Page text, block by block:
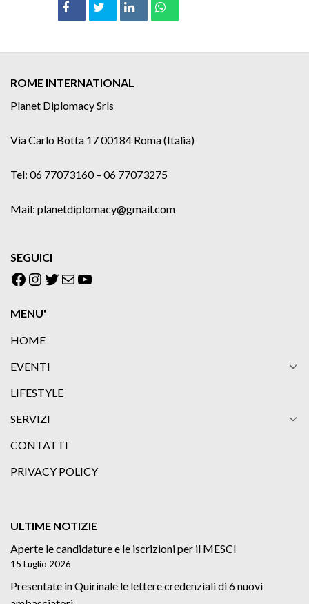
ROME INTERNATIONAL
Planet Diplomacy Srls
Via Carlo Botta 17 00184 Roma (Italia)
Tel: 06 77073160 – 06 77073275
Mail: planetdiplomacy@gmail.com
SEGUICI
Facebook
Instagram
Twitter
EmailYouTube
MENU'
HOME
EVENTI
LIFESTYLE
SERVIZI
CONTATTI
PRIVACY POLICY
ULTIME NOTIZIE
Aperte le candidature e le iscrizioni per il MESCI
15 Luglio 2026
Presentate in Quirinale le lettere credenziali di 6 nuovi